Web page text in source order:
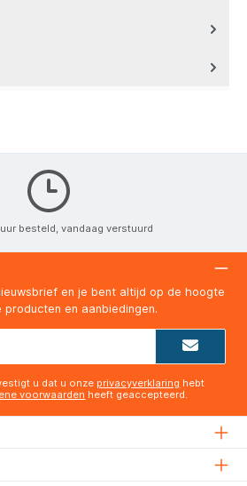
besteld, vandaag verstuurd
en je bent altijd op de hoogte
producten en aanbiedingen.
u dat u onze privacyverklaring hebt
voorwaarden heeft geaccepteerd.